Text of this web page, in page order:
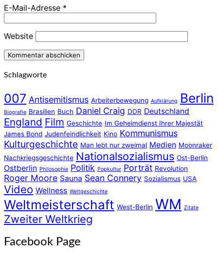
E-Mail-Adresse *
Website
Schlagworte
007 Antisemitismus Arbeiterbewegung Aufklärung Berlin
Biografie Brasilien Buch Daniel Craig DDR Deutschland
England Film Geschichte Im Geheimdienst Ihrer Majestät
James Bond Judenfeindlichkeit Kino Kommunismus
Kulturgeschichte Man lebt nur zweimal Medien Moonraker
Nachkriegsgeschichte Nationalsozialismus Ost-Berlin
Ostberlin Philosophie Politik Popkultur Porträt Revolution
Roger Moore Sauna Sean Connery Sozialismus USA
Video Wellness Weltgeschichte
Weltmeisterschaft West-Berlin WM Zitate
Zweiter Weltkrieg
Facebook Page